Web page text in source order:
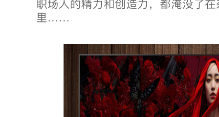
职场人的精力和创造力，都淹没了
里……